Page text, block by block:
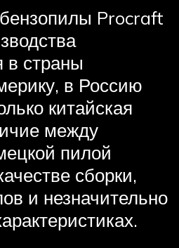
Procraft
в страны
в Россию
китайская
между
пилой
сборки,
и незначительно